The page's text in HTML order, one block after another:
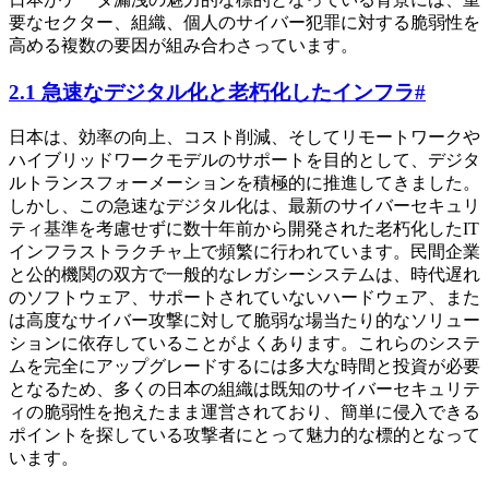
要なセクター、組織、個人のサイバー犯罪に対する脆弱性を
高める複数の要因が組み合わさっています。
2.1 急速なデジタル化と老朽化したインフラ#
日本は、効率の向上、コスト削減、そしてリモートワークや
ハイブリッドワークモデルのサポートを目的として、デジタ
ルトランスフォーメーションを積極的に推進してきました。
しかし、この急速なデジタル化は、最新のサイバーセキュリ
ティ基準を考慮せずに数十年前から開発された老朽化したIT
インフラストラクチャ上で頻繁に行われています。民間企業
と公的機関の双方で一般的なレガシーシステムは、時代遅れ
のソフトウェア、サポートされていないハードウェア、また
は高度なサイバー攻撃に対して脆弱な場当たり的なソリュー
ションに依存していることがよくあります。これらのシステ
ムを完全にアップグレードするには多大な時間と投資が必要
となるため、多くの日本の組織は既知のサイバーセキュリテ
ィの脆弱性を抱えたまま運営されており、簡単に侵入できる
ポイントを探している攻撃者にとって魅力的な標的となって
います。